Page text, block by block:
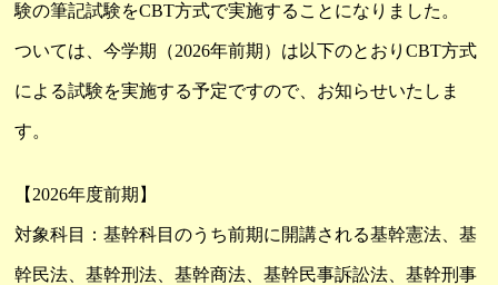
験の筆記試験をCBT方式で実施することになりました。
ついては、今学期（2026年前期）は以下のとおりCBT方式
による試験を実施する予定ですので、お知らせいたしま
す。
【2026年度前期】
対象科目：基幹科目のうち前期に開講される基幹憲法、基
幹民法、基幹刑法、基幹商法、基幹民事訴訟法、基幹刑事